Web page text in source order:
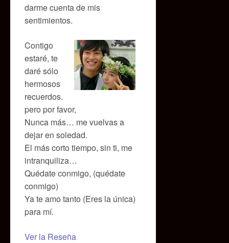
darme cuenta de mis
sentimientos.
Contigo
estaré, te
daré sólo
hermosos
recuerdos.
pero por favor,
Nunca más… me vuelvas a
dejar en soledad.
El más corto tiempo, sin ti, me
intranquiliza…
Quédate conmigo, (quédate
conmigo)
Ya te amo tanto (Eres la única)
para mí.
Ver la Reseña